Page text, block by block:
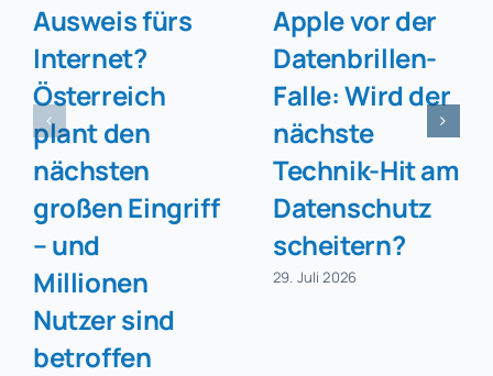
Ausweis fürs
Internet?
Österreich
plant den
nächsten
großen Eingriff
– und
Millionen
Nutzer sind
betroffen
Apple vor der
Datenbrillen-
Falle: Wird der
nächste
Technik-Hit am
Datenschutz
scheitern?
29. Juli 2026